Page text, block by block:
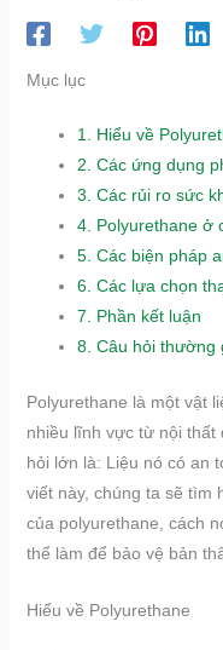
Mục lục
1. Hiểu về
2. Các ứng dụng
3. Các rủi ro sức
4. Polyurethane ở
5. Các biện pháp
6. Các lựa chọn
7. Phần kết luận
8. Câu hỏi thường
Polyurethane là một vật
nhiều lĩnh vực từ nội thất
hỏi lớn là: Liệu nó có an
viết này, chúng ta sẽ tìm
của polyurethane, cách
thể làm để bảo vệ bản
Hiểu về Polyurethane